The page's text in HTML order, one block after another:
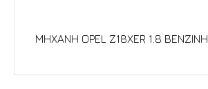
ΜΗΧΑΝΗ OPEL Z18XER 1.8 ΒΕΝΖΙΝΗ